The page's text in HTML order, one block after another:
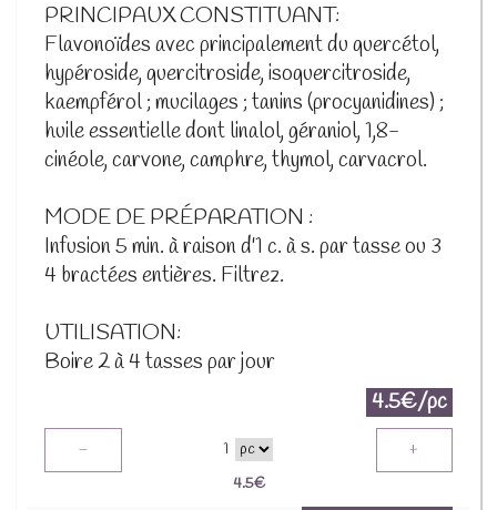
PRINCIPAUX CONSTITUANT:
Flavonoïdes avec principalement du quercétol,
hypéroside, quercitroside, isoquercitroside,
kaempférol ; mucilages ; tanins (procyanidines) ;
huile essentielle dont linalol, géraniol, 1,8-
cinéole, carvone, camphre, thymol, carvacrol.
MODE DE PRÉPARATION :
Infusion 5 min. à raison d'1 c. à s. par tasse ou 3
4 bractées entières. Filtrez.
UTILISATION:
Boire 2 à 4 tasses par jour
4.5€/pc
- 1 +
4.5€